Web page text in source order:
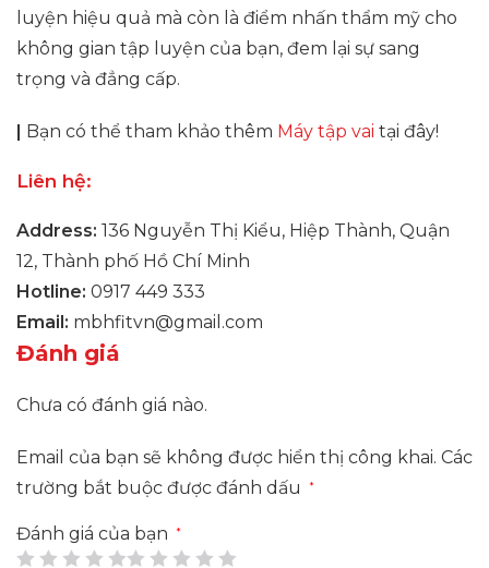
luyện hiệu quả mà còn là điểm nhấn thẩm mỹ cho
không gian tập luyện của bạn, đem lại sự sang
trọng và đẳng cấp.
| Bạn có thể tham khảo thêm Máy tập vai tại đây!
Liên hệ:
Address: 136 Nguyễn Thị Kiểu, Hiệp Thành, Quận
12, Thành phố Hồ Chí Minh
Hotline: 0917 449 333
Email: mbhfitvn@gmail.com
Đánh giá
Chưa có đánh giá nào.
Email của bạn sẽ không được hiển thị công khai. Các
trường bắt buộc được đánh dấu
*
Đánh giá của bạn *